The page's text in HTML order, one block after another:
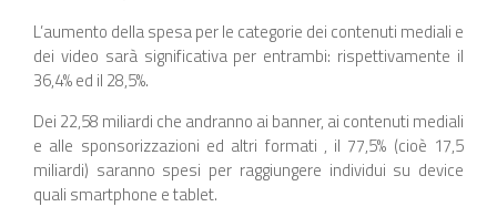
L’aumento della spesa per le categorie dei contenuti mediali e
dei video sarà significativa per entrambi: rispettivamente il
36,4% ed il 28,5%.
Dei 22,58 miliardi che andranno ai banner, ai contenuti mediali
e alle sponsorizzazioni ed altri formati , il 77,5% (cioè 17,5
miliardi) saranno spesi per raggiungere individui su device
quali smartphone e tablet.